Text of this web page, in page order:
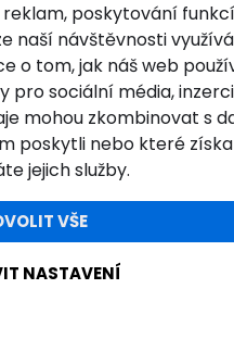
reklam, poskytování funkcí
naší návštěvnosti
o tom, jak náš web
pro sociální média,
mohou zkombinovat s
poskytli nebo které
jejich služby.
VŠE
NASTAVENÍ